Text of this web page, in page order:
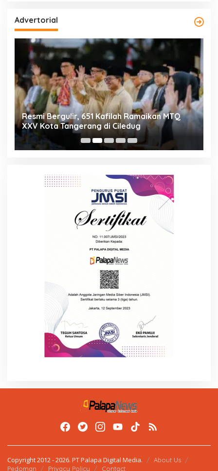
Advertorial
Resmi Bergulir, 651 Kafilah Ramaikan MTQ
XXV Kota Tangerang di Ciledug
Copyright 2012 - 2026. PT Palapa Digital Media.
About Us
Pedoman
Privacy Policy Contact